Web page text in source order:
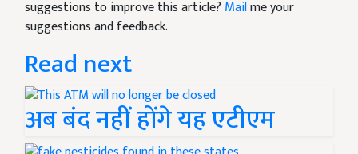
suggestions to improve this article? Mailme your
suggestions and feedback.
Read next
अब बंद नहीं होंगे यह एटीएम